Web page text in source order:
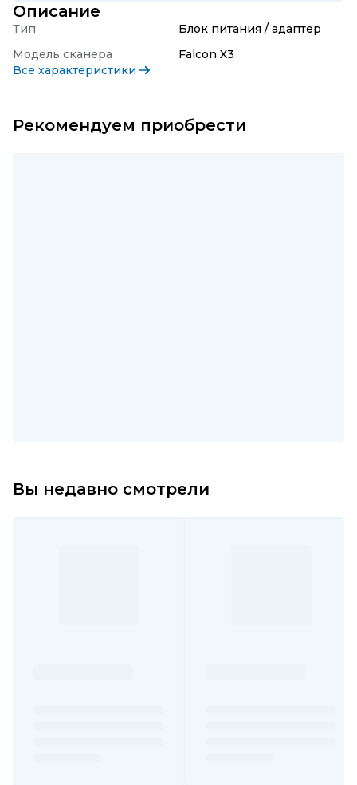
Описание
Тип
Блок питания / адаптер
Модель сканера
Falcon X3
Все характеристики
Рекомендуем приобрести
Вы недавно смотрели